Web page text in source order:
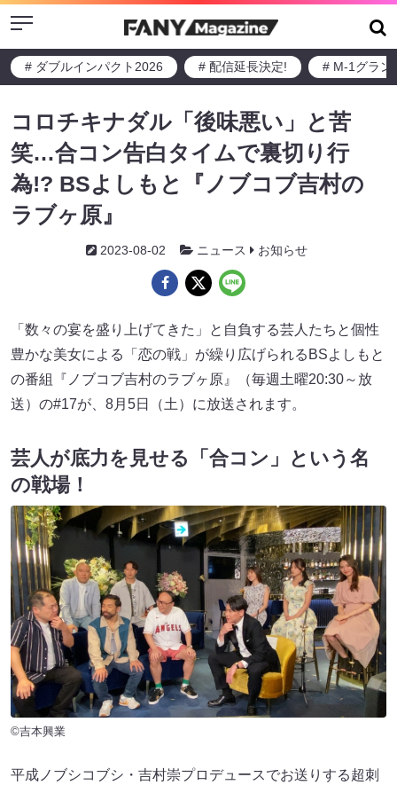
Menu
# ダブルインパクト2026 # 配信延長決定! # M-1グラン
コロチキナダル「後味悪い」と苦
笑…合コン告白タイムで裏切り行
為!? BSよしもと『ノブコブ吉村の
ラブヶ原』
2023-08-02 ニュース お知らせ
「数々の宴を盛り上げてきた」と自負する芸人たちと個性
豊かな美女による「恋の戦」が繰り広げられるBSよしもと
の番組『ノブコブ吉村のラブヶ原』（毎週土曜20:30～放
送）の#17が、8月5日（土）に放送されます。
芸人が底力を見せる「合コン」という名
の戦場！
©吉本興業
平成ノブシコブシ・吉村崇プロデュースでお送りする超刺